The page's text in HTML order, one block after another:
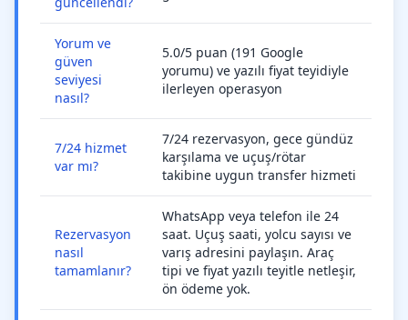
Yorum ve
güven
seviyesi
nasıl?
5.0/5 puan (191 Google
yorumu) ve yazılı fiyat teyidiyle
ilerleyen operasyon
7/24 hizmet
var mı?
7/24 rezervasyon, gece gündüz
karşılama ve uçuş/rötar
takibine uygun transfer hizmeti
Rezervasyon
nasıl
tamamlanır?
WhatsApp veya telefon ile 24
saat. Uçuş saati, yolcu sayısı ve
varış adresini paylaşın. Araç
tipi ve fiyat yazılı teyitle netleşir,
ön ödeme yok.